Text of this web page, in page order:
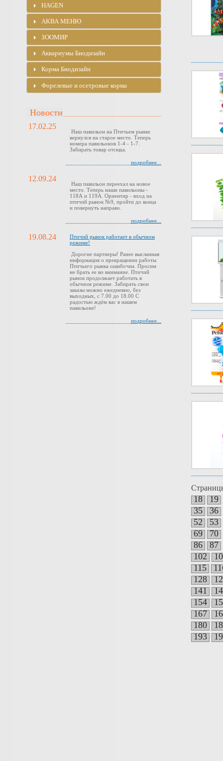
18
19
35
36
52
53
69
70
86
87
102
115
128
141
154
167
180
193
HAGEN
АКВА МЕНЮ
ЗООМИР
Аквариумы Биодизайн
Корма Биодизайн
Форелевые и осетровые корма
Новости
17.02.25
Наш павильон на Птичьем рынке
вернулся на старое место. Теперь
номера павильонов 1-4 - 1-7.
Забирать товар отсюда.
подробнее...
12.09.24
Наш павильон переехал на новое
место. Теперь наши павильоны -
118А и 119А. Ориентир - вход на
птичий рынок №9, пройти до конца
и повернуть направо.
подробнее...
19.08.24
Птичий рынок работает в обычном
режиме!
Дорогие партнеры! Ранее высланная
информация о прекращении работы
Птичьего рынка ошибочна. Просим
не брать ее во внимание. Птичий
рынок продолжает работать в
обычном режиме. Забирать свои
заказы можно ежедневно, без
выходных, с 7.00 до 18.00 С
радостью ждём вас в нашем
павильоне!
подробнее...